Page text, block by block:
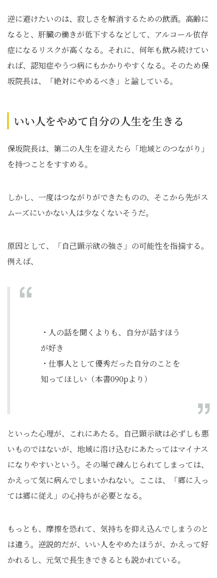
逆に避けたいのは、寂しさを解消するための飲酒。高齢に
なると、肝臓の働きが低下するなどして、アルコール依存
症になるリスクが高くなる。それに、何年も飲み続けてい
れば、認知症やうつ病にもかかりやすくなる。そのため保
坂院長は、「絶対にやめるべき」と諭している。
いい人をやめて自分の人生を生きる
保坂院長は、第二の人生を迎えたら「地域とのつながり」
を持つことをすすめる。
しかし、一度はつながりができたものの、そこから先がス
ムーズにいかない人は少なくないそうだ。
原因として、「自己顕示欲の強さ」の可能性を指摘する。
例えば、
・人の話を聞くよりも、自分が話すほう
が好き
・仕事人として優秀だった自分のことを
知ってほしい（本書090pより）
といった心理が、これにあたる。自己顕示欲は必ずしも悪
いものではないが、地域に溶け込むにあたってはマイナス
になりやすいという。その場で疎んじられてしまっては、
かえって気に病んでしまいかねない。ここは、「郷に入っ
ては郷に従え」の心持ちが必要となる。
もっとも、摩擦を恐れて、気持ちを抑え込んでしまうのと
は違う。逆説的だが、いい人をやめたほうが、かえって好
かれるし、元気で長生きできるとも説かれている。